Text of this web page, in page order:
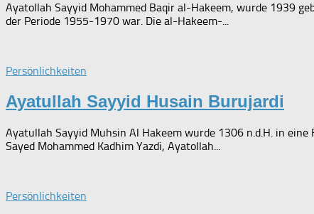
Ayatollah Sayyid Mohammed Baqir al-Hakeem, wurde 1939
der Periode 1955-1970 war. Die al-Hakeem-...
Persönlichkeiten
Ayatullah Sayyid Husain Burujardi
Ayatullah Sayyid Muhsin Al Hakeem wurde 1306 n.d.H. in
Sayed Mohammed Kadhim Yazdi, Ayatollah...
Persönlichkeiten